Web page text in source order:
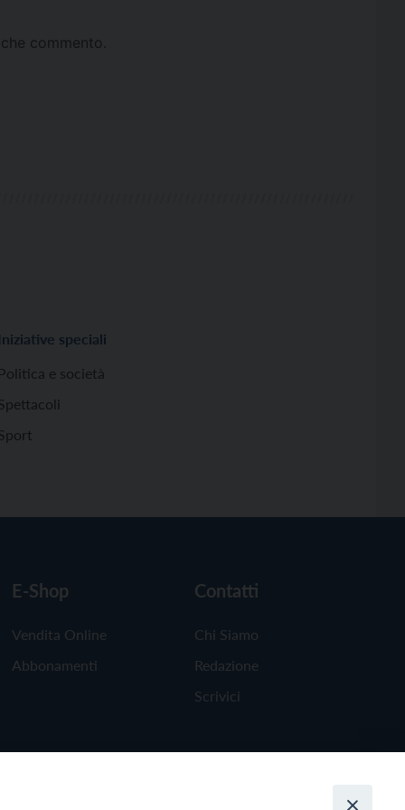
commento.
Iniziative speciali
Politica e società
E-Shop
Vendita Online
Abbonamenti
Contatti
Chi Siamo
Redazione
Scrivici